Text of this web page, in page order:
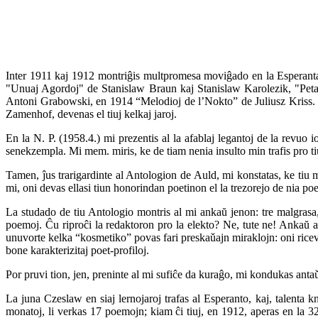
Inter 1911 kaj 1912 montriĝis multpromesa moviĝado en la
"Unuaj Agordoj" de Stanislaw Braun kaj Stanislaw Karolezik,
Antoni Grabowski, en 1914 “Melodioj de l’Nokto” de Juliusz
Zamenhof, devenas el tiuj kelkaj jaroj.
En la N. P. (1958.4.) mi prezentis al la afablaj legantoj de la revuo
senekzempla. Mi mem. miris, ke de tiam nenia insulto min trafis pro
Tamen, ĵus trarigardinte al Antologion de Auld, mi konstatas, ke
mi, oni devas ellasi tiun honorindan poetinon el la trezorejo de nia
La studado de tiu Antologio montris al mi ankaŭ jenon: tre
poemoj. Ĉu riproĉi la redaktoron pro la elekto? Ne, tute ne! Ankaŭ
unuvorte kelka “kosmetiko” povas fari preskaǔajn miraklojn: oni
bone karakterizitaj poet‑profiloj.
Por pruvi tion, jen, preninte al mi sufiĉe da kuraĝo, mi kondukas
La juna Czeslaw en siaj lernojaroj trafas al Esperanto, kaj, talenta
monatoj, li verkas 17 poemojn; kiam ĉi tiuj, en 1912, aperas en la